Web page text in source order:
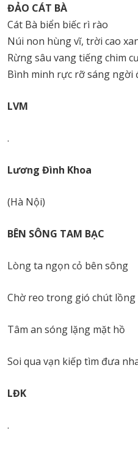
ĐẢO CÁT BÀ
Cát Bà biển biếc rì rào
Núi non hùng vĩ, trời cao
Rừng sâu vang tiếng chim
Bình minh rực rỡ sáng ngời
LVM
.
Lương Đình Khoa
(Hà Nội)
BÊN SÔNG TAM BẠC
Lòng ta ngọn cỏ bên sông
Chờ reo trong gió chút
Tâm an sóng lặng mặt hồ
Soi qua vạn kiếp tìm đưa
LĐK
.